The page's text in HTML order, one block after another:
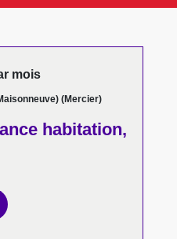
mois
(Mercier)
habitation,